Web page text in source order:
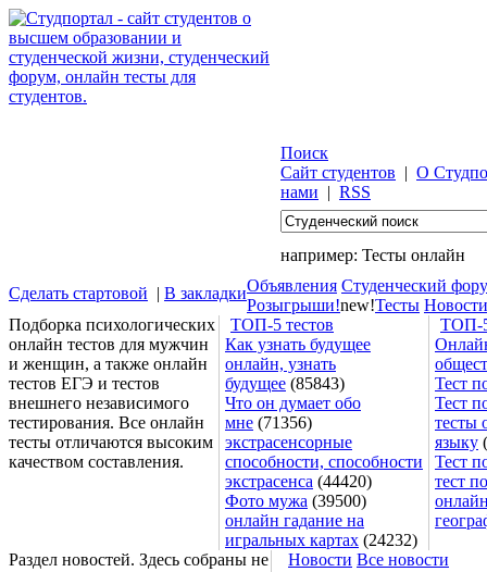
Поиск
Сайт студентов | О
нами | RSS
например: Тесты онлайн
Сделать стартовой | В закладкиОбъявления Студенческий
Тесты Новости
Розыгрыши!new!
Подборка психологических
онлайн тестов для мужчин
и женщин, а также онлайн
тестов ЕГЭ и тестов
внешнего независимого
тестирования. Все онлайн
тесты отличаются высоким
качеством составления.
ТОП-5 тестов
ТОП-
Как узнать будущее
онлайн, узнать
будущее (85843)
Что он думает обо
мне (71356)
экстрасенсорные
способности, способности
экстрасенса (44420)
Фото мужа (39500)
онлайн гадание на
игральных картах (24232)
Тест
Тест
тесты
языку
Тест
тест
Раздел новостей. Здесь собраны не
Новости Все новости